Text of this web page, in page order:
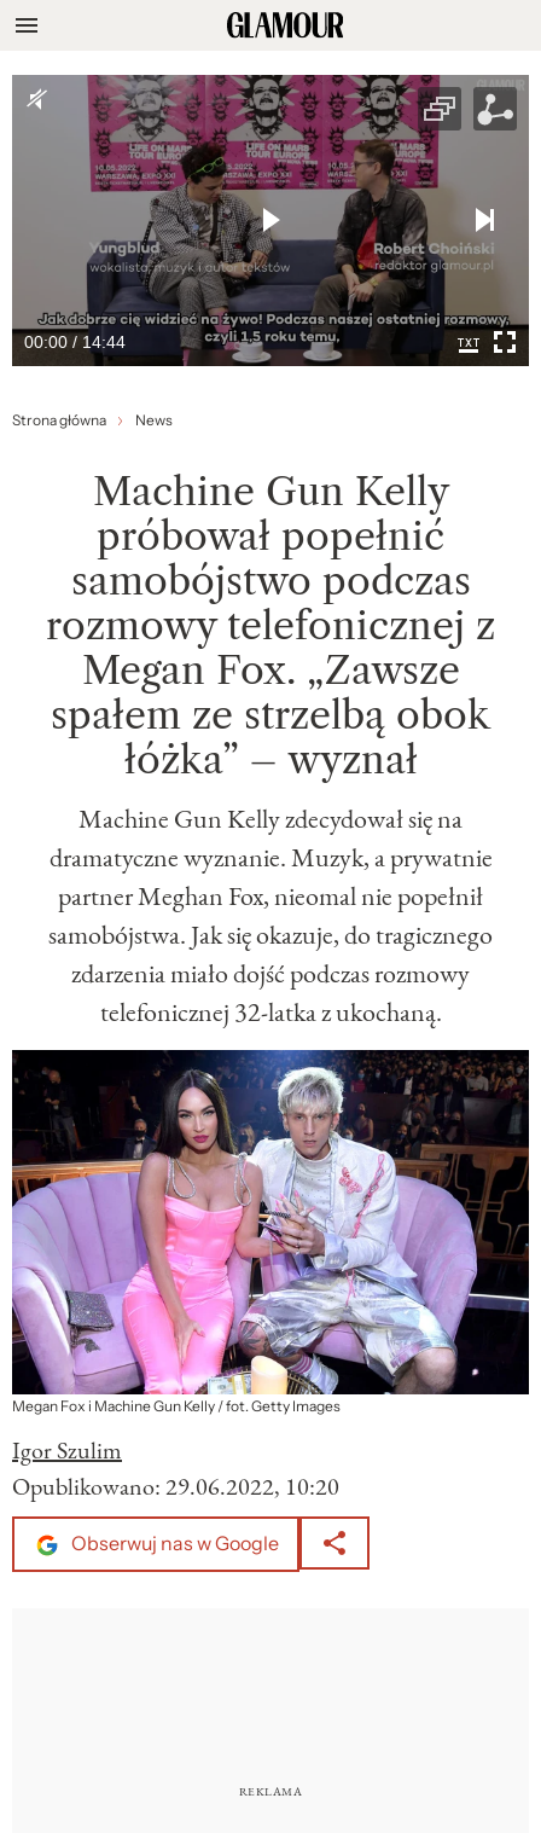
00:00 / 14:44
Strona główna News
Machine Gun Kelly
próbował popełnić
samobójstwo podczas
rozmowy telefonicznej z
Megan Fox. „Zawsze
spałem ze strzelbą obok
łóżka” – wyznał
Machine Gun Kelly zdecydował się na
dramatyczne wyznanie. Muzyk, a prywatnie
partner Meghan Fox, nieomal nie popełnił
samobójstwa. Jak się okazuje, do tragicznego
zdarzenia miało dojść podczas rozmowy
telefonicznej 32-latka z ukochaną.
Megan Fox i Machine Gun Kelly / fot. Getty Images
Igor Szulim
Opublikowano:29.06.2022, 10:20
Obserwuj nas w Google